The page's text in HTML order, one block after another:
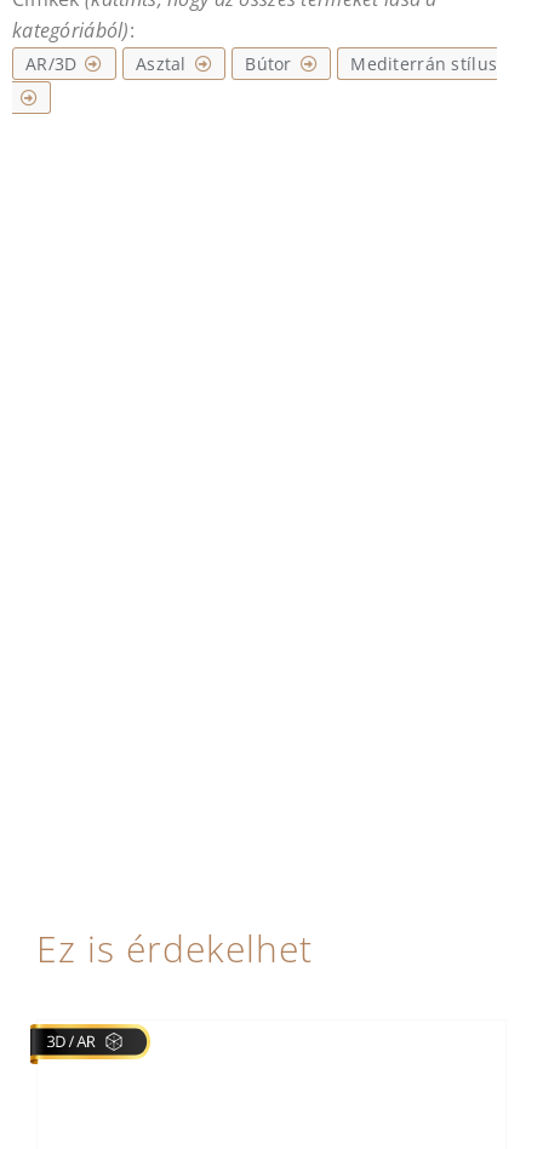
kategóriából):
AR/3D Asztal Bútor Mediterrán stílus
Ez is érdekelhet